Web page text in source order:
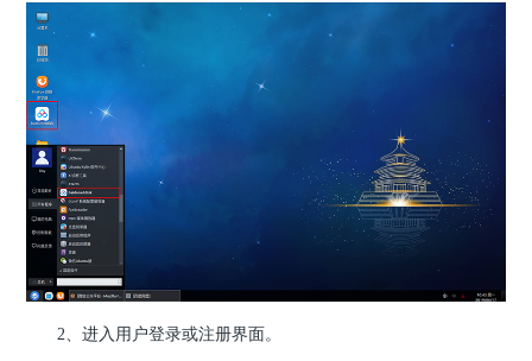
2、进入用户登录或注册界面。